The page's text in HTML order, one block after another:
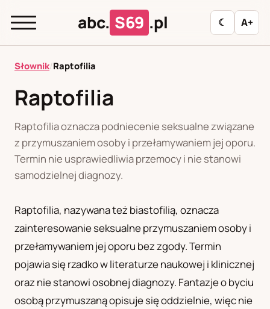
abc. S69 .pl ☾ A+
J
K L M N O P R
S
T
U W Z Ł
Polityka redakcyjna
Polski
RU
Русский
UA
Українська
Słownik/Raptofilia
Raptofilia
Raptofilia oznacza podniecenie seksualne związane
z przymuszaniem osoby i przełamywaniem jej oporu.
Termin nie usprawiedliwia przemocy i nie stanowi
samodzielnej diagnozy.
Raptofilia, nazywana też biastofilią, oznacza
zainteresowanie seksualne przymuszaniem osoby i
przełamywaniem jej oporu bez zgody. Termin
pojawia się rzadko w literaturze naukowej i klinicznej
oraz nie stanowi osobnej diagnozy. Fantazje o byciu
osobą przymuszaną opisuje się oddzielnie, więc nie